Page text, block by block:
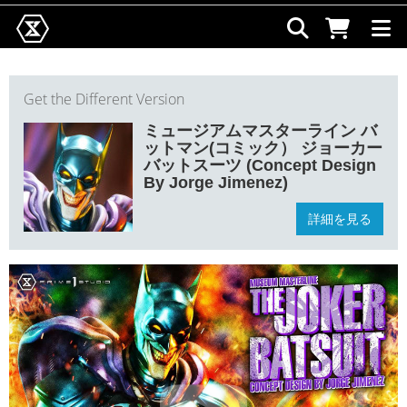
Get the Different Version
ミュージアムマスターライン バ
ットマン(コミック） ジョーカー
バットスーツ (Concept Design
By Jorge Jimenez)
詳細を見る